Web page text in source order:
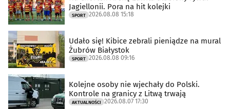
Jagiellonii. Pora na hit kolejki
SPORT 2026.08.08 15:18
Udało się! Kibice zebrali pieniądze na mural
Żubrów Białystok
SPORT 2026.08.08 09:16
Kolejne osoby nie wjechały do Polski.
Kontrole na granicy z Litwą trwają
AKTUALNOŚCI 2026.08.07 17:30